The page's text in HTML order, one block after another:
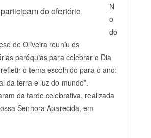
do ofertório
N
o
do
de Oliveira reuniu os
paróquias para celebrar o Dia
o tema escolhido para o ano:
da terra e luz do mundo”.
da tarde celebrativa, realizada
Senhora Aparecida, em